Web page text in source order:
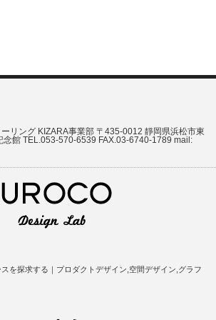
リング KIZARA事業部 〒435-0012 靜岡県浜松市東
館 TEL.053-570-6539 FAX.03-6740-1789 mail:
を探求する｜プロダクトデザイン,空間デザイン,グラフ